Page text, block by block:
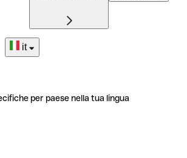
it
per paese nella tua lingua